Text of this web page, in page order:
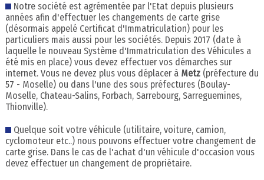
Notre société est agrémentée par l'Etat depuis plusieurs
années afin d'effectuer les changements de carte grise
(désormais appelé Certificat d'Immatriculation) pour les
particuliers mais aussi pour les sociétés. Depuis 2017 (date à
laquelle le nouveau Système d'Immatriculation des Véhicules a
été mis en place) vous devez effectuer vos démarches sur
internet. Vous ne devez plus vous déplacer à Metz(préfecture du
57 - Moselle) ou dans l'une des sous préfectures (Boulay-
Moselle, Chateau-Salins, Forbach, Sarrebourg, Sarreguemines,
Thionville).
Quelque soit votre véhicule (utilitaire, voiture, camion,
cyclomoteur etc..) nous pouvons effectuer votre changement de
carte grise. Dans le cas de l'achat d'un véhicule d'occasion vous
devez effectuer un changement de propriétaire.